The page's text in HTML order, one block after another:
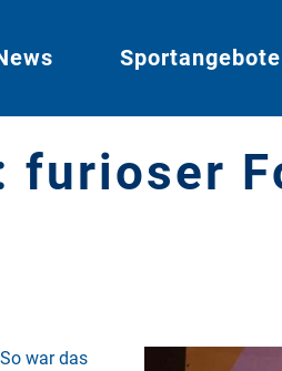
Sportangebote
war das